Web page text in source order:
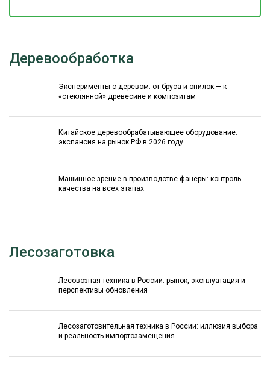
Деревообработка
Эксперименты с деревом: от бруса и опилок — к
«стеклянной» древесине и композитам
Китайское деревообрабатывающее оборудование:
экспансия на рынок РФ в 2026 году
Машинное зрение в производстве фанеры: контроль
качества на всех этапах
Лесозаготовка
Лесовозная техника в России: рынок, эксплуатация и
перспективы обновления
Лесозаготовительная техника в России: иллюзия выбора
и реальность импортозамещения